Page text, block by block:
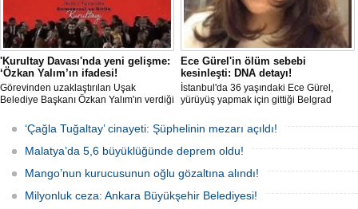
'Kurultay Davası'nda yeni gelişme:
‘Özkan Yalım’ın ifadesi!
Görevinden uzaklaştırılan Uşak
Belediye Başkanı Özkan Yalım'ın verdiği
Ece Gürel'in ölüm sebebi
kesinleşti: DNA detayı!
İstanbul'da 36 yaşındaki Ece Gürel,
yürüyüş yapmak için gittiği Belgrad
karıştı. 4 gün sonra sağ bulunan ancak
kaldırıldığı hastanede hayatını
kaybeden Ece'nin ölümüyle ilgili
soruşturma tamamlanırken, dikkat
çeken detaylar yer aldı.
‘Çağla Tuğaltay’ cinayeti: Şüphelinin mezarı açıldı!
Malatya’da 5,6 büyüklüğünde deprem oldu!
Mango’nun kurucusunun oğlu gözaltına alındı!
Milyonluk ceza: Ankara Büyükşehir Belediyesi!